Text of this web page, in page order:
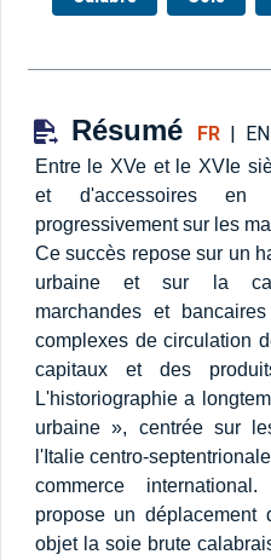
Résumé FR| EN
Entre le XVe et le XVIe
et d'accessoires en
progressivement sur les
Ce succès repose sur un
urbaine et sur la
marchandes et
complexes de circulation
capitaux et des
L'historiographie a
urbaine », centrée sur
l'Italie centro-
commerce
propose un
objet la soie brute